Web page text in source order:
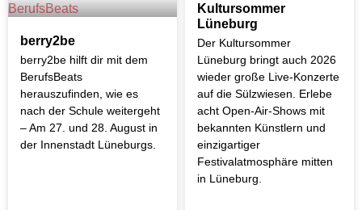
berry2be
berry2be hilft dir mit dem
BerufsBeats
herauszufinden, wie es
nach der Schule weitergeht
– Am 27. und 28. August in
der Innenstadt Lüneburgs.
Kultursommer
Lüneburg
Der Kultursommer
Lüneburg bringt auch 2026
wieder große Live-Konzerte
auf die Sülzwiesen. Erlebe
acht Open-Air-Shows mit
bekannten Künstlern und
einzigartiger
Festivalatmosphäre mitten
in Lüneburg.